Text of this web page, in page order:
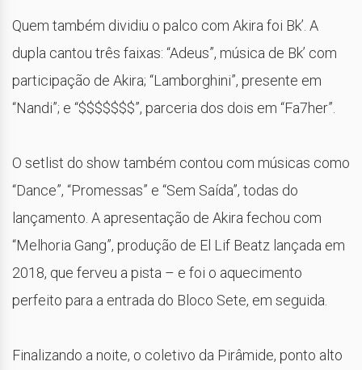
Quem também dividiu o palco com Akira foi Bk’. A
dupla cantou três faixas: “Adeus”, música de Bk’ com
participação de Akira; “Lamborghini”, presente em
“Nandi”; e “$$$$$$$”, parceria dos dois em “Fa7her”.
O setlist do show também contou com músicas como
“Dance”, “Promessas” e “Sem Saída”, todas do
lançamento. A apresentação de Akira fechou com
“Melhoria Gang”, produção de El Lif Beatz lançada em
2018, que ferveu a pista – e foi o aquecimento
perfeito para a entrada do Bloco Sete, em seguida.
Finalizando a noite, o coletivo da Pirâmide, ponto alto